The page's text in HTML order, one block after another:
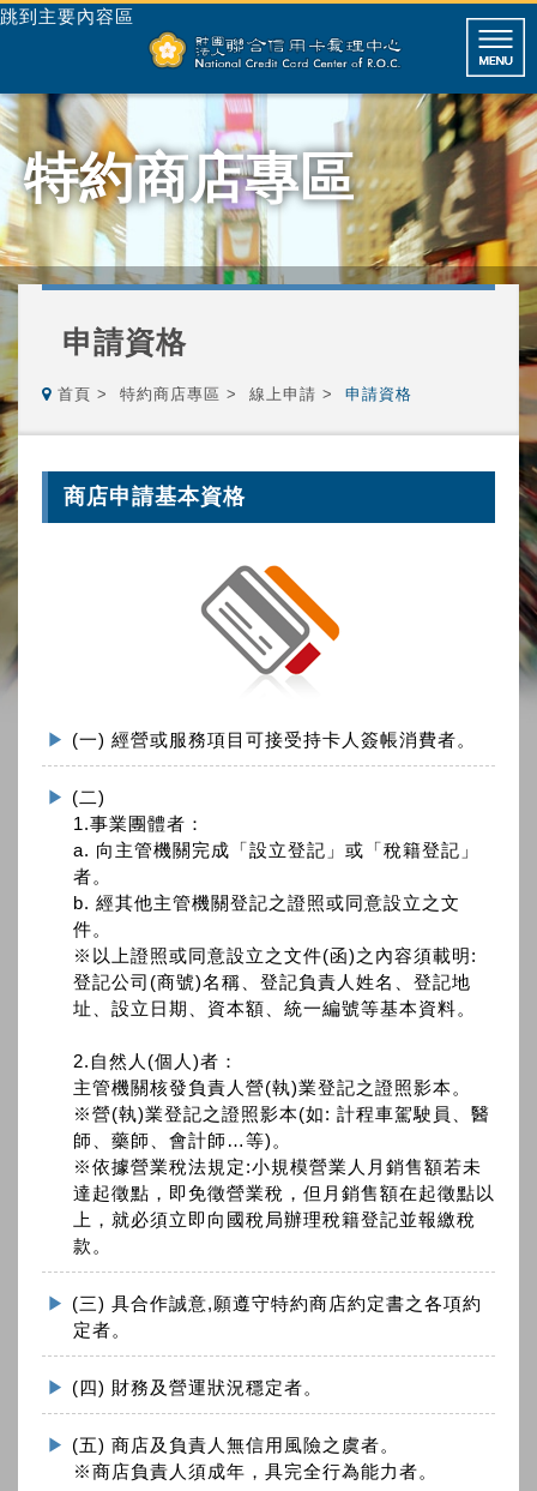
跳到主要內容區
特約商店專區
申請資格
首頁 特約商店專區 線上申請 申請資格
商店申請基本資格
(一) 經營或服務項目可接受持卡人簽帳消費者。
(二)
1.事業團體者：
a. 向主管機關完成「設立登記」或「稅籍登記」
者。
b. 經其他主管機關登記之證照或同意設立之文
件。
※以上證照或同意設立之文件(函)之內容須載明:
登記公司(商號)名稱、登記負責人姓名、登記地
址、設立日期、資本額、統一編號等基本資料。
2.自然人(個人)者：
主管機關核發負責人營(執)業登記之證照影本。
※營(執)業登記之證照影本(如: 計程車駕駛員、醫
師、藥師、會計師…等)。
※依據營業稅法規定:小規模營業人月銷售額若未
達起徵點，即免徵營業稅，但月銷售額在起徵點以
上，就必須立即向國稅局辦理稅籍登記並報繳稅
款。
(三) 具合作誠意,願遵守特約商店約定書之各項約
定者。
(四) 財務及營運狀況穩定者。
(五) 商店及負責人無信用風險之虞者。
※商店負責人須成年，具完全行為能力者。